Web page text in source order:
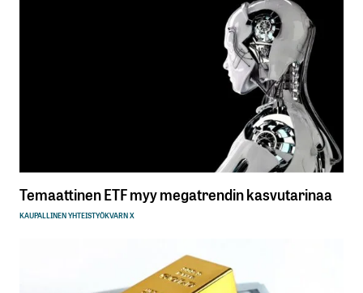
Temaattinen ETF myy megatrendin kasvutarinaa
KAUPALLINEN YHTEISTYÖKVARN X